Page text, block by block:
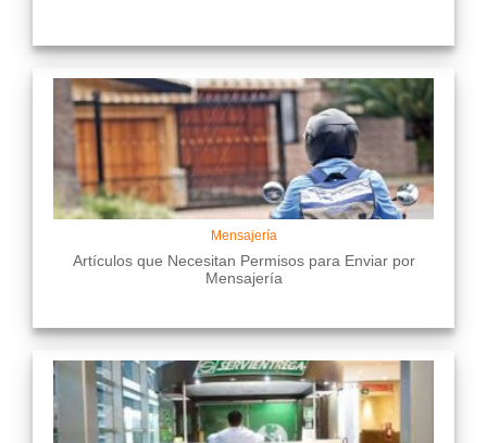
Mensajería
Artículos que Necesitan Permisos para Enviar por
Mensajería